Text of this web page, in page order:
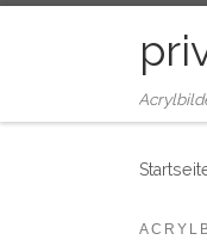
Zum Inhalt springen